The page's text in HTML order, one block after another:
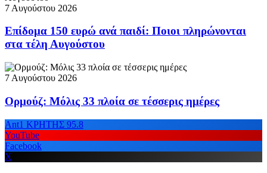
7 Αυγούστου 2026
Επίδομα 150 ευρώ ανά παιδί: Ποιοι πληρώνονται
στα τέλη Αυγούστου
7 Αυγούστου 2026
Ορμούζ: Μόλις 33 πλοία σε τέσσερις ημέρες
Ant1 ΚΡΗΤΗΣ 95.8
YouTube
Facebook
X